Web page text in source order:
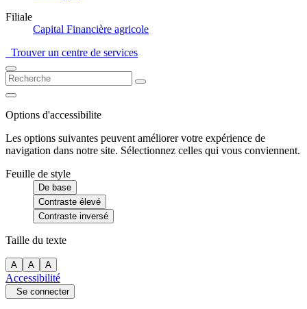
Filiale
Capital Financière agricole
Trouver un centre de services
Options d'accessibilite
Les options suivantes peuvent améliorer votre expérience de
navigation dans notre site. Sélectionnez celles qui vous conviennent.
Feuille de style
De base
Contraste élevé
Contraste inversé
Taille du texte
A A A
Accessibilité
Se connecter